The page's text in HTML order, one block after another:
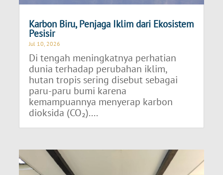
Karbon Biru, Penjaga Iklim dari Ekosistem
Pesisir
Jul 10, 2026
Di tengah meningkatnya perhatian
dunia terhadap perubahan iklim,
hutan tropis sering disebut sebagai
paru-paru bumi karena
kemampuannya menyerap karbon
dioksida (CO₂)....